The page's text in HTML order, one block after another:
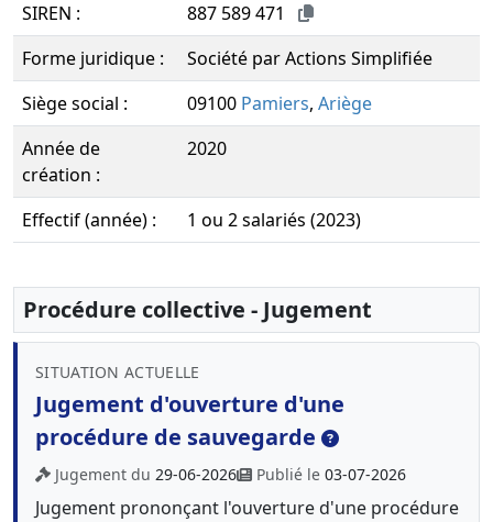
SIREN :
887 589 471
Forme juridique :
Société par Actions Simplifiée
Siège social :
09100 Pamiers, Ariège
Année de
création :
2020
Effectif (année) : 1 ou 2 salariés (2023)
Procédure collective - Jugement
SITUATION ACTUELLE
Jugement d'ouverture d'une
procédure de sauvegarde
Jugement du 29-06-2026 Publié le 03-07-2026
Jugement prononçant l'ouverture d'une procédure